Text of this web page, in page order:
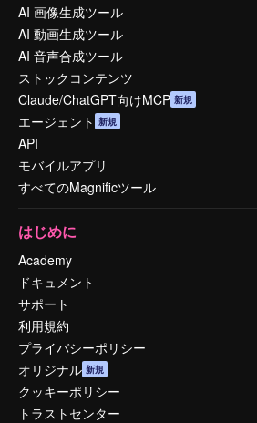
AI 画像生成ツール
AI 動画生成ツール
AI 音声合成ツール
ストックコンテンツ
Claude/ChatGPT向けMCP 新規
エージェント 新規
API
モバイルアプリ
すべてのMagnificツール
はじめに
Academy
ドキュメント
サポート
利用規約
プライバシーポリシー
オリジナル 新規
クッキーポリシー
トラストセンター